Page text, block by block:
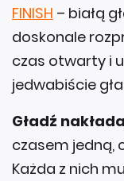
FINISH – białą
doskonale
czas otwarty i
jedwabiście
Gładź
czasem jedną,
Każda z nich